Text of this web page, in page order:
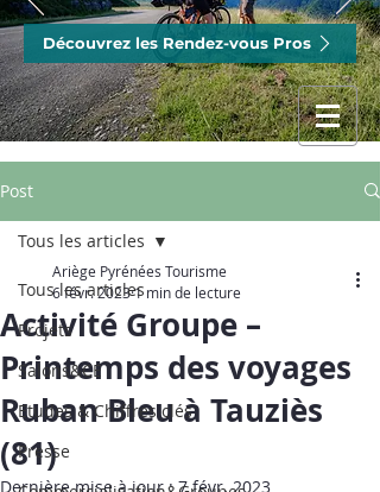
Découvrez les Rendez-vous Pros
Post
Tous les articles
Projets
Salons&CE
Etudes & Chiffres clés
Presse
Tous les articles
Activité Groupe –
Printemps des voyages
Ruban Bleu à Tauziès
(81)
Ariège Pyrénées Tourisme
6 févr. 20231 min de lecture
Dernière mise à jour :7 févr. 2023